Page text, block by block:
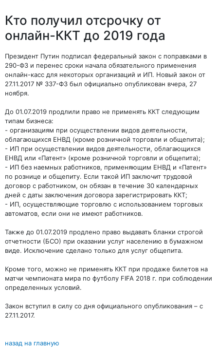
Кто получил отсрочку от
онлайн-ККТ до 2019 года
Президент Путин подписал федеральный закон с поправками в
290-ФЗ и перенес сроки начала обязательного применения
онлайн-касс для некоторых организаций и ИП. Новый закон от
27.11.2017 № 337-ФЗ был официально опубликован вчера, 27
ноября.
До 01.07.2019 продлили право не применять ККТ следующим
типам бизнеса:
- организациям при осуществлении видов деятельности,
облагающихся ЕНВД (кроме розничной торговли и общепита);
- ИП при осуществлении видов деятельности, облагающихся
ЕНВД или «Патент» (кроме розничной торговли и общепита);
- ИП без наемных работников, применяющим ЕНВД и «Патент»
по рознице и общепиту. Если такой ИП заключит трудовой
договор с работником, он обязан в течение 30 календарных
дней с даты заключения договора зарегистрировать ККТ;
- ИП, осуществляющие торговлю с использованием торговых
автоматов, если они не имеют работников.
Также до 01.07.2019 продлено право выдавать бланки строгой
отчетности (БСО) при оказании услуг населению в бумажном
виде. Исключение сделано только для услуг общепита.
Кроме того, можно не применять ККТ при продаже билетов на
матчи чемпионата мира по футболу FIFA 2018 г. при соблюдении
определенных условий.
Закон вступил в силу со дня официального опубликования – с
27.11.2017.
назад на главную